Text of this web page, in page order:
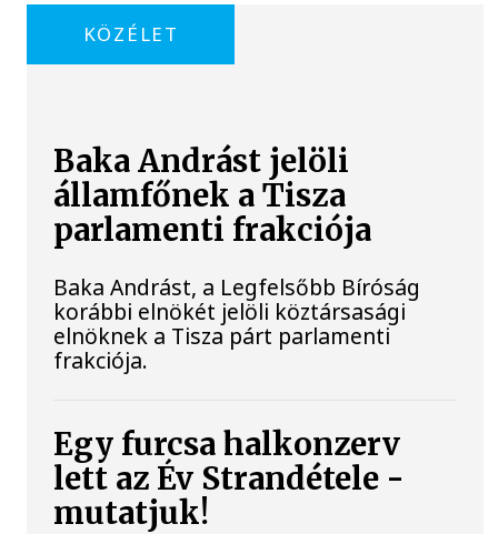
KÖZÉLET
Baka Andrást jelöli
államfőnek a Tisza
parlamenti frakciója
Baka Andrást, a Legfelsőbb Bíróság
korábbi elnökét jelöli köztársasági
elnöknek a Tisza párt parlamenti
frakciója.
Egy furcsa halkonzerv
lett az Év Strandétele -
mutatjuk!